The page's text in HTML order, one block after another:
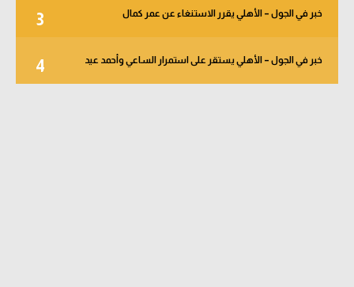
3 خبر في الجول – الأهلي يقرر الاستنغاء عن عمر كمال
4 خبر في الجول – الأهلي يستقر على استمرار الساعي وأحمد عيد